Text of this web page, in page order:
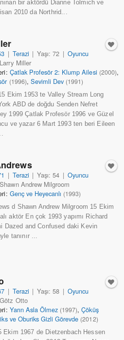
bir aktördü Dianne Tolmich ve
2010 da Northrid...
| Terazi | Yaşı: 72 | Oyuncu
Miller
Çatlak Profesör 2: Klump Ailesi (2000),
(1996), Sevimli Dev (1991)
Ekim 1953 te Valley Stream Long
ABD de doğdu Senden Nefret
1999 Çatlak Profesör 1996 ve Güzel
ve yazar 6 Mart 1993 ten beri Eileen
| Terazi | Yaşı: 54 | Oyuncu
Andrew Milgroom
Genç ve Heyecanlı (1993)
d Shawn Andrew Milgroom 15 Ekim
aktör En çok 1993 yapımı Richard
Dazed and Confused daki Kevin
tanınır ...
| Terazi | Yaşı: 58 | Oyuncu
Otto
Yarın Asla Ölmez (1997),Çöküş
ve Oburiks Gizli Görevde (2012)
Ekim 1967 de Dietzenbach Hessen